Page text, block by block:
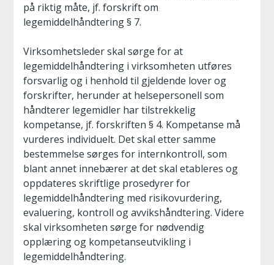
på riktig måte, jf. forskrift om
legemiddelhåndtering § 7.
Virksomhetsleder skal sørge for at
legemiddelhåndtering i virksomheten utføres
forsvarlig og i henhold til gjeldende lover og
forskrifter, herunder at helsepersonell som
håndterer legemidler har tilstrekkelig
kompetanse, jf. forskriften § 4. Kompetanse må
vurderes individuelt. Det skal etter samme
bestemmelse sørges for internkontroll, som
blant annet innebærer at det skal etableres og
oppdateres skriftlige prosedyrer for
legemiddelhåndtering med risikovurdering,
evaluering, kontroll og avvikshåndtering. Videre
skal virksomheten sørge for nødvendig
opplæring og kompetanseutvikling i
legemiddelhåndtering.